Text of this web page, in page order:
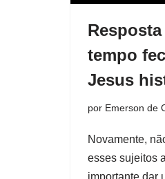
tempo
Jesus
por Emerson de
Novamente,
esses sujeitos